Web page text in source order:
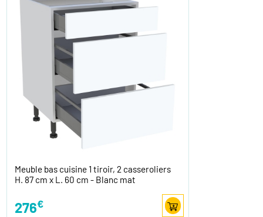
Meuble bas cuisine 1 tiroir, 2 casseroliers
H. 87 cm x L. 60 cm - Blanc mat
276€